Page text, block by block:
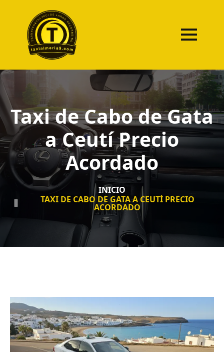
Taxi de Cabo de Gata
a Ceutí Precio
Acordado
INICIO
TAXI DE CABO DE GATA A CEUTÍ PRECIO
ACORDADO